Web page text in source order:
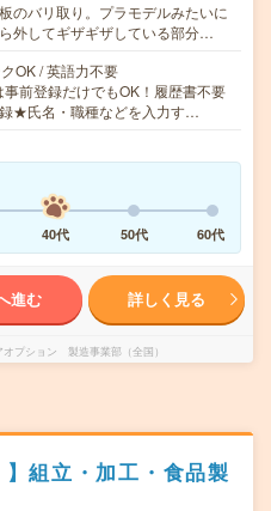
のバリ取り。プラモデルみたいに
外してギザギザしている部分…
OK / 英語力不要
前登録だけでもOK！履歴書不要
★氏名・職種などを入力す…
40代 50代 60代
進む 詳しく見る
プション 製造事業部（全国）
】組立・加工・食品製